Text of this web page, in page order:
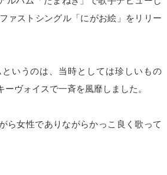
ァストシングル「にがお絵」をリリー
いうのは、当時としては珍しいもの
ヴォイスで一斉を風靡しました。
ら女性でありながらかっこ良く歌って